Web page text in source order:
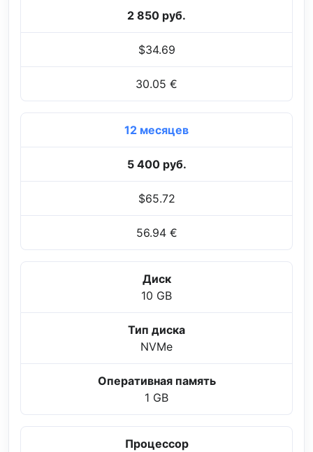
2 850 руб.
$34.69
30.05 €
12 месяцев
5 400 руб.
$65.72
56.94 €
Диск
10 GB
Тип диска
NVMe
Оперативная память
1 GB
Процессор